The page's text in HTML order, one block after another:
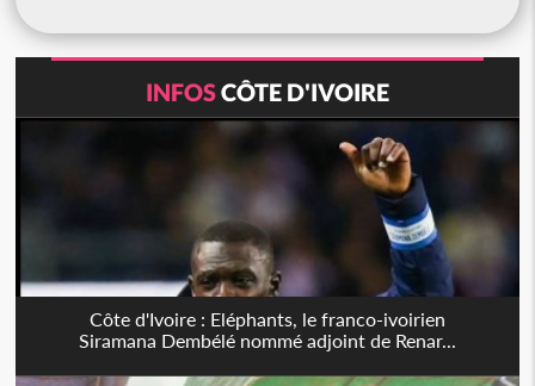
INFOSCÔTE D'IVOIRE
Côte d'Ivoire : Eléphants, le franco-ivoirien
Siramana Dembélé nommé adjoint de Renar...